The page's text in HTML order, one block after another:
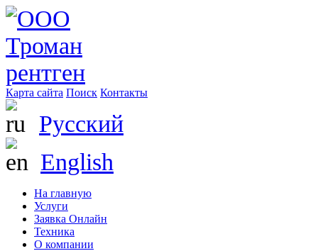
Карта сайта Поиск Контакты
Русский
English
На главную
Услуги
Заявка Онлайн
Техника
О компании